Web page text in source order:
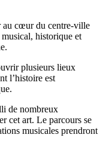
au cœur du centre-ville
historique et
plusieurs lieux
l’histoire est
de nombreux
cet art. Le parcours se
musicales prendront